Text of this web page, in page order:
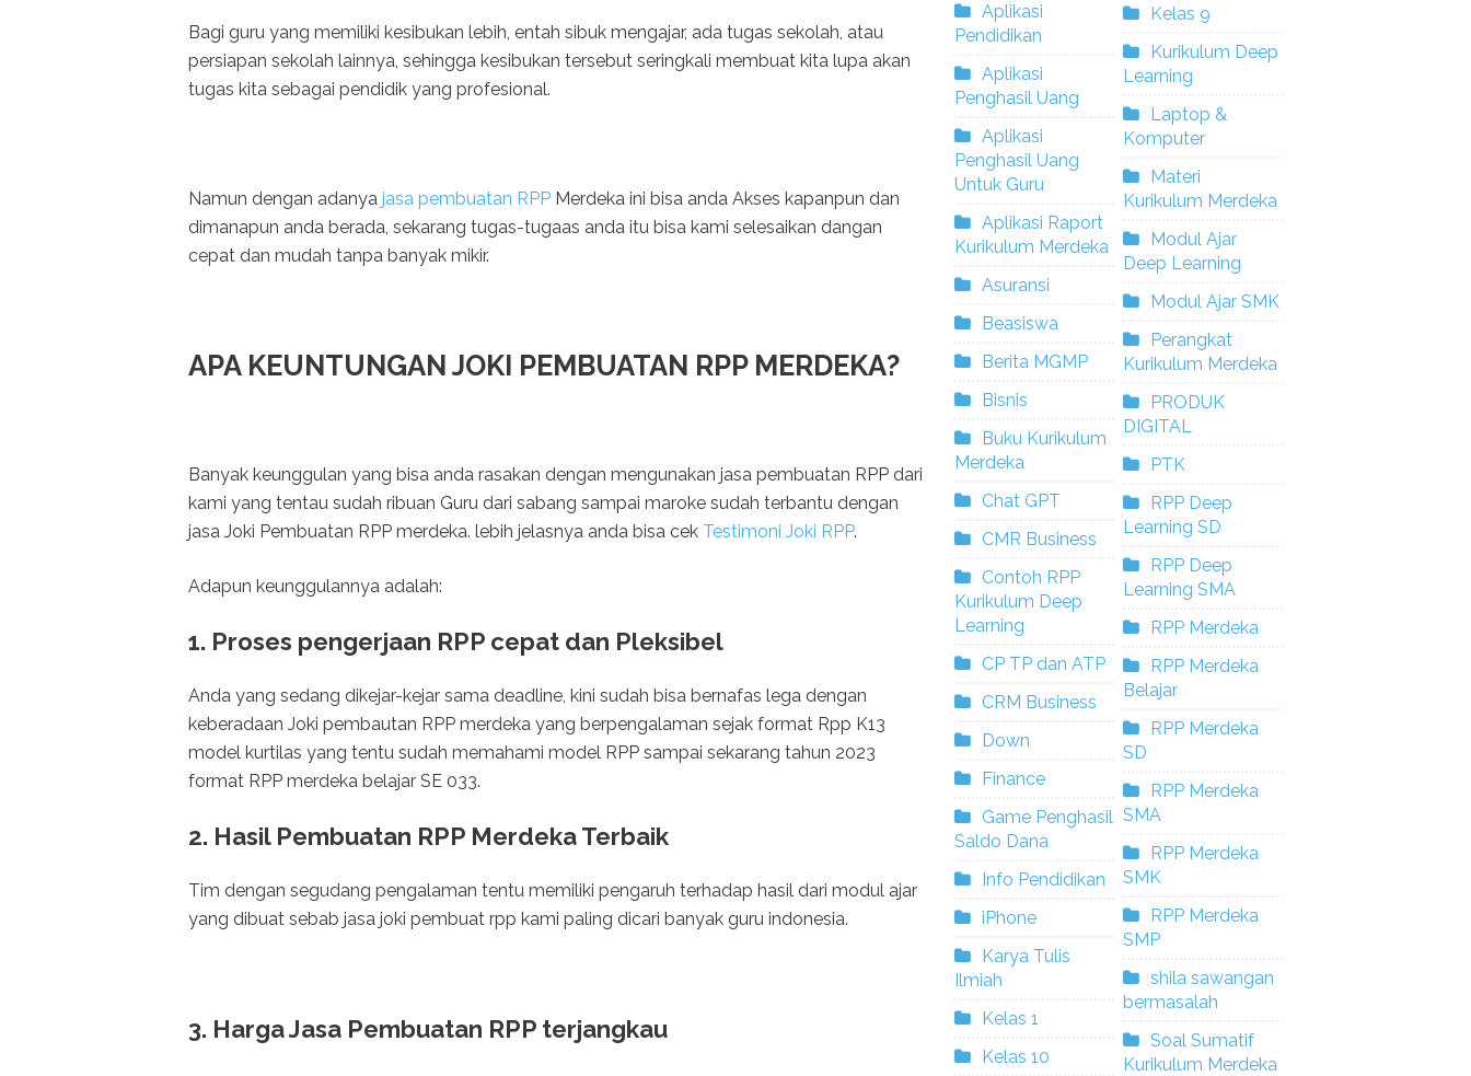
Bagi guru yang memiliki kesibukan lebih, entah sibuk mengajar, ada tugas sekolah, atau
persiapan sekolah lainnya, sehingga kesibukan tersebut seringkali membuat kita lupa akan
tugas kita sebagai pendidik yang profesional.
Namun dengan adanya jasa pembuatan RPP Merdeka ini bisa anda Akses kapanpun dan
dimanapun anda berada, sekarang tugas-tugaas anda itu bisa kami selesaikan dangan
cepat dan mudah tanpa banyak mikir.
APA KEUNTUNGAN JOKI PEMBUATAN RPP MERDEKA?
Banyak keunggulan yang bisa anda rasakan dengan mengunakan jasa pembuatan RPP dari
kami yang tentau sudah ribuan Guru dari sabang sampai maroke sudah terbantu dengan
jasa Joki Pembuatan RPP merdeka. lebih jelasnya anda bisa cek Testimoni Joki RPP.
Adapun keunggulannya adalah:
1. Proses pengerjaan RPP cepat dan Pleksibel
Anda yang sedang dikejar-kejar sama deadline, kini sudah bisa bernafas lega dengan
keberadaan Joki pembautan RPP merdeka yang berpengalaman sejak format Rpp K13
model kurtilas yang tentu sudah memahami model RPP sampai sekarang tahun 2023
format RPP merdeka belajar SE 033.
2. Hasil Pembuatan RPP Merdeka Terbaik
Tim dengan segudang pengalaman tentu memiliki pengaruh terhadap hasil dari modul ajar
yang dibuat sebab jasa joki pembuat rpp kami paling dicari banyak guru indonesia.
3. Harga Jasa Pembuatan RPP terjangkau
Aplikasi
Pendidikan
Aplikasi
Penghasil Uang
Aplikasi
Penghasil Uang
Untuk Guru
Aplikasi Raport
Kurikulum Merdeka
Asuransi
Beasiswa
Berita MGMP
Bisnis
Buku Kurikulum
Merdeka
Chat GPT
CMR Business
Contoh RPP
Kurikulum Deep
Learning
CP TP dan ATP
CRM Business
Down
Finance
Game Penghasil
Saldo Dana
Info Pendidikan
iPhone
Karya Tulis
Ilmiah
Kelas 1
Kelas 10
Kelas 9
Kurikulum Deep
Learning
Laptop &
Komputer
Materi
Kurikulum Merdeka
Modul Ajar
Deep Learning
Modul Ajar SMK
Perangkat
Kurikulum Merdeka
PRODUK
DIGITAL
PTK
RPP Deep
Learning SD
RPP Deep
Learning SMA
RPP Merdeka
RPP Merdeka
Belajar
RPP Merdeka
SD
RPP Merdeka
SMA
RPP Merdeka
SMK
RPP Merdeka
SMP
shila sawangan
bermasalah
Soal Sumatif
Kurikulum Merdeka